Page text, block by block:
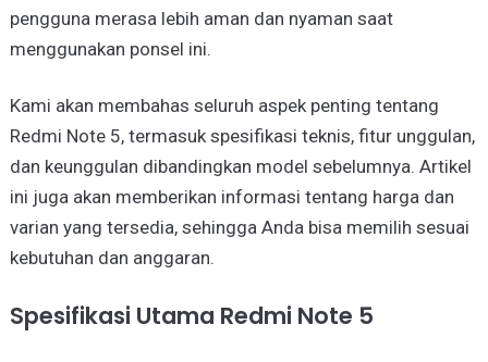
pengguna merasa lebih aman dan nyaman saat
menggunakan ponsel ini.
Kami akan membahas seluruh aspek penting tentang
Redmi Note 5, termasuk spesifikasi teknis, fitur unggulan,
dan keunggulan dibandingkan model sebelumnya. Artikel
ini juga akan memberikan informasi tentang harga dan
varian yang tersedia, sehingga Anda bisa memilih sesuai
kebutuhan dan anggaran.
Spesifikasi Utama Redmi Note 5